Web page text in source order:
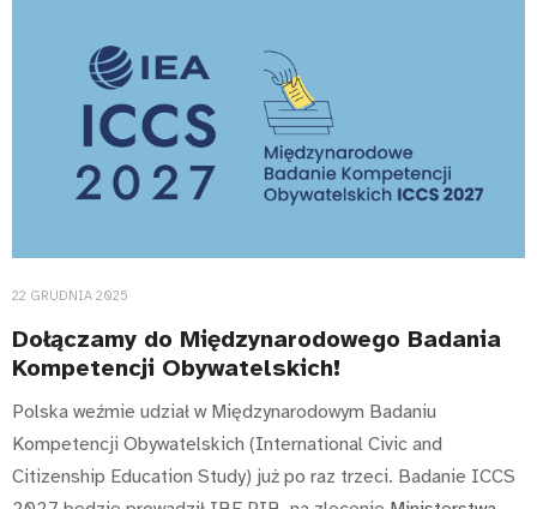
22 GRUDNIA 2025
Dołączamy do Międzynarodowego Badania
Kompetencji Obywatelskich!
Polska weźmie udział w Międzynarodowym Badaniu
Kompetencji Obywatelskich (International Civic and
Citizenship Education Study) już po raz trzeci. Badanie ICCS